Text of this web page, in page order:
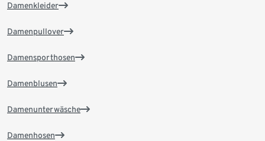
Damenkleider
Damenpullover
Damensporthosen
Damenblusen
Damenunterwäsche
Damenhosen